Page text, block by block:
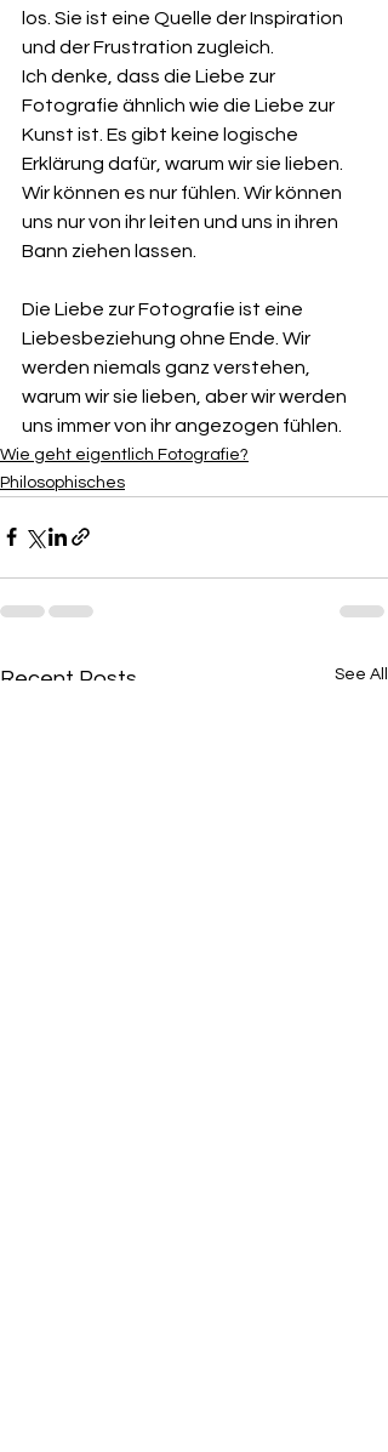
los. Sie ist eine Quelle der Inspiration
und der Frustration zugleich.
Ich denke, dass die Liebe zur
Fotografie ähnlich wie die Liebe zur
Kunst ist. Es gibt keine logische
Erklärung dafür, warum wir sie lieben.
Wir können es nur fühlen. Wir können
uns nur von ihr leiten und uns in ihren
Bann ziehen lassen.
Die Liebe zur Fotografie ist eine
Liebesbeziehung ohne Ende. Wir
werden niemals ganz verstehen,
warum wir sie lieben, aber wir werden
uns immer von ihr angezogen fühlen.
Wie geht eigentlich Fotografie?
Philosophisches
Recent Posts See All